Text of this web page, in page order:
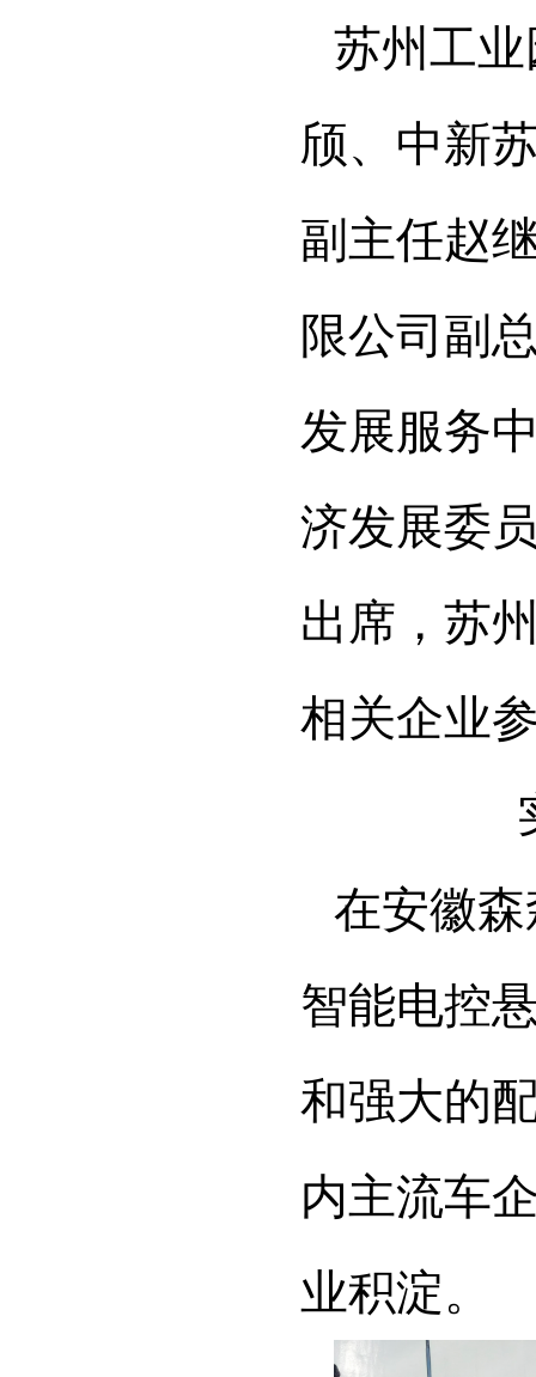
苏州工
颀、中新
副主任赵
限公司副
发展服务
济发展委
出席，苏
相关企业
在安徽
智能电控
和强大的
内主流车
业积淀。